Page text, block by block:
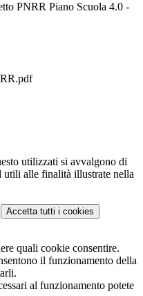
PNRR Piano Scuola 4.0 -
utilizzati si avvalgono di
utili alle finalità illustrate nella
Accetta tutti i cookies
quali cookie consentire.
il funzionamento della
al funzionamento potete